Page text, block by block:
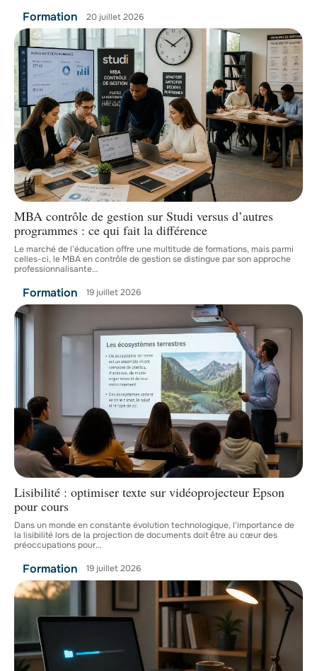
Formation 20 juillet 2026
MBA contrôle de gestion sur Studi versus d’autres
programmes : ce qui fait la différence
Le marché de l’éducation offre une multitude de formations, mais parmi
celles-ci, le MBA en contrôle de gestion se distingue par son approche
professionnalisante…
Formation 19 juillet 2026
Lisibilité : optimiser texte sur vidéoprojecteur Epson
pour cours
Dans un monde en constante évolution technologique, l'importance de
la lisibilité lors de la projection de documents doit être au cœur des
préoccupations pour…
Formation 19 juillet 2026